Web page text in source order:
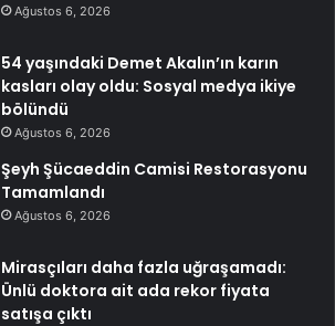
Ağustos 6, 2026
54 yaşındaki Demet Akalın’ın karın
kasları olay oldu: Sosyal medya ikiye
bölündü
Ağustos 6, 2026
Şeyh Şücaeddin Camisi Restorasyonu
Tamamlandı
Ağustos 6, 2026
Mirasçıları daha fazla uğraşamadı:
Ünlü doktora ait ada rekor fiyata
satışa çıktı